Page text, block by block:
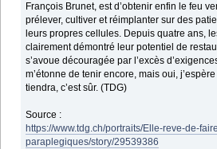
François Brunet, est d’obtenir enfin le feu
prélever, cultiver et réimplanter sur des
leurs propres cellules. Depuis quatre ans,
clairement démontré leur potentiel de
s’avoue découragée par l’excès
m’étonne de tenir encore, mais oui,
tiendra, c’est sûr. (TDG)
Source :
https://www.tdg.ch/portraits/Elle-reve-de-
paraplegiques/story/29539386